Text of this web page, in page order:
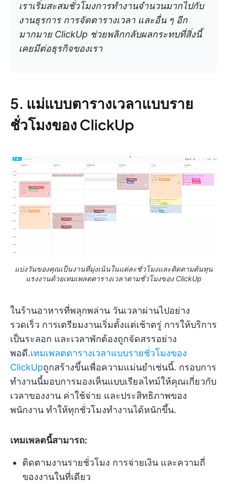
เราเริ่มสะสมชั่วโมงการทำงานจำนวนมากไปกับ
งานธุรการ การจัดตารางเวลา และอื่น ๆ อีก
มากมาย ClickUp ช่วยพลิกกลับผลกระทบที่สิ่งนี้
เคยมีต่อธุรกิจของเรา
5. แม่แบบตารางเวลาแบบราย
ชั่วโมงของ ClickUp
แบ่งวันของคุณเป็นงานที่มุ่งเน้นในแต่ละชั่วโมงและติดตามต้นทุน
แรงงานด้วยเทมเพลตตารางเวลาตามชั่วโมงของ ClickUp
ในร้านอาหารที่พลุกพล่าน วันเวลาผ่านไปอย่าง
รวดเร็ว การเตรียมงานเริ่มตั้งแต่เช้าตรู่ การให้บริการ
เป็นระลอก และเวลาพักต้องถูกจัดสรรอย่าง
พอดี.เทมเพลตตารางเวลาแบบรายชั่วโมงของ
ClickUpถูกสร้างขึ้นเพื่อความแม่นยำเช่นนี้. กรอบการ
ทำงานนี้มอบการมองเห็นแบบเรียลไทม์ให้คุณเกี่ยวกับ
เวลาของงาน ค่าใช้จ่าย และประสิทธิภาพของ
พนักงาน ทำให้ทุกชั่วโมงทำงานได้หนักขึ้น.
เทมเพลตนี้สามารถ:
ติดตามงานรายชั่วโมง การจ่ายเงิน และความถี่
ของงานในที่เดียว